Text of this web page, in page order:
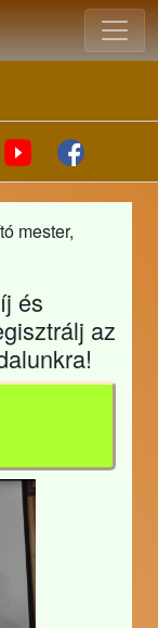
mester,
és
az